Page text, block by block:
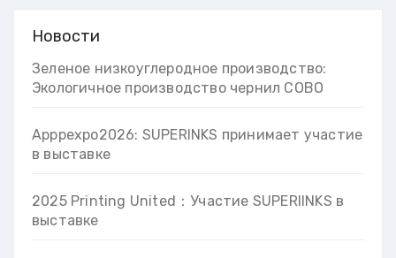
Новости
Зеленое низкоуглеродное производство:
Экологичное производство чернил COBO
Apppexpo2026: SUPERINKS принимает участие
в выставке
2025 Printing United：Участие SUPERIINKS в
выставке